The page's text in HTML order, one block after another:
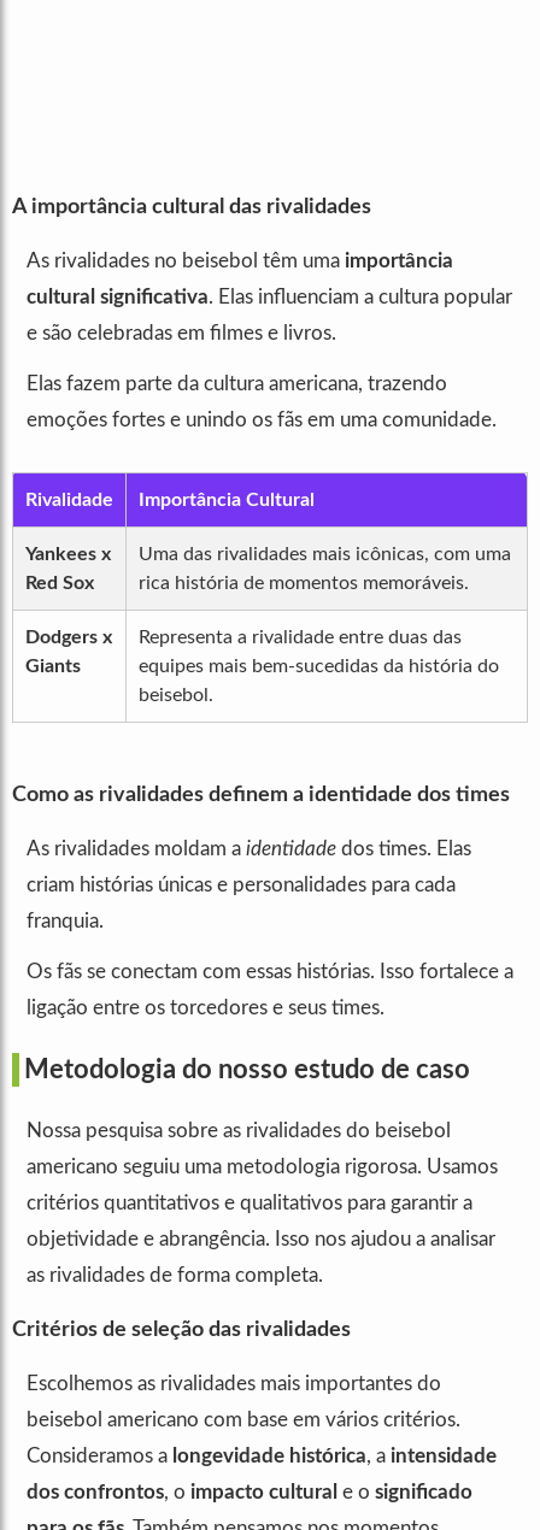
A importância cultural das rivalidades
As rivalidades no beisebol têm uma importância
cultural significativa. Elas influenciam a cultura popular
e são celebradas em filmes e livros.
Elas fazem parte da cultura americana, trazendo
emoções fortes e unindo os fãs em uma comunidade.
Rivalidade Importância Cultural
Yankees x
Red Sox
Uma das rivalidades mais icônicas, com uma
rica história de momentos memoráveis.
Dodgers x
Giants
Representa a rivalidade entre duas das
equipes mais bem-sucedidas da história do
beisebol.
Como as rivalidades definem a identidade dos times
As rivalidades moldam a identidade dos times. Elas
criam histórias únicas e personalidades para cada
franquia.
Os fãs se conectam com essas histórias. Isso fortalece a
ligação entre os torcedores e seus times.
Metodologia do nosso estudo de caso
Nossa pesquisa sobre as rivalidades do beisebol
americano seguiu uma metodologia rigorosa. Usamos
critérios quantitativos e qualitativos para garantir a
objetividade e abrangência. Isso nos ajudou a analisar
as rivalidades de forma completa.
Critérios de seleção das rivalidades
Escolhemos as rivalidades mais importantes do
beisebol americano com base em vários critérios.
Consideramos a longevidade histórica, a intensidade
dos confrontos, o impacto cultural e o significado